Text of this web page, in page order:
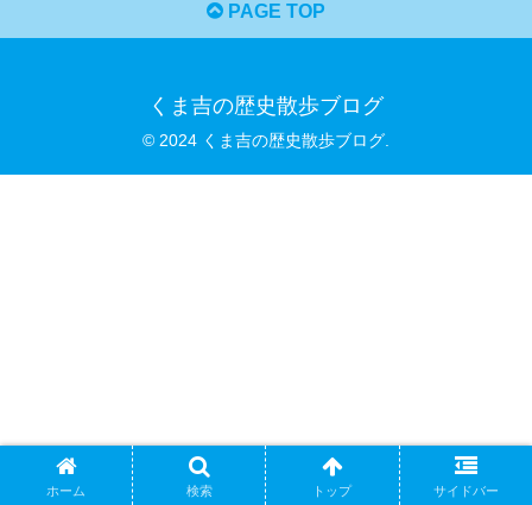
PAGE TOP
くま吉の歴史散歩ブログ
© 2024 くま吉の歴史散歩ブログ.
ホーム 検索 トップ サイドバー